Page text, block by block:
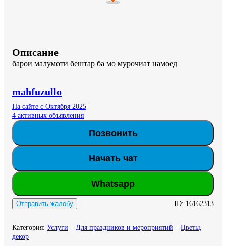
Описание
барои малумоти бештар ба мо мурочиат намоед
mahfuzullo
На сайте с Октября 2025
4 активных объявления
Позвонить
Начать чат
Whatsapp
Отправить жалобу ID: 16162313
Категория: Услуги – Для праздников и мероприятий – Цветы,
декор